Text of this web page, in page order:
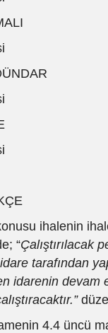
ihalenin
“Çalıştırılacak
tarafından
idarenin devam
4.4 üncü